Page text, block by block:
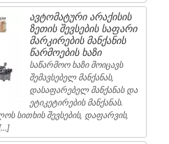
ავტომატური არაქისის
ზეთის შევსების საფარი
მარკირების მანქანის
წარმოების ხაზი
საწარმოო ხაზი მოიცავს
შემავსებელ მანქანას,
დასაფარებელ მანქანას და
ეტიკეტირების მანქანას.
სითხის შევსების, დაფარვის,